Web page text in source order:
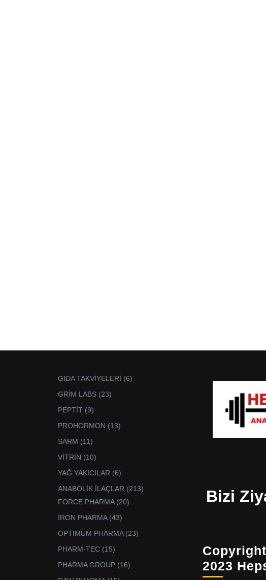
GIDA TAKVİYELERİ 66
GRİM LABS 2323
PEPTİT 99
PROHORMON 1313
SARM 1111
VİTRİN 1010
YAĞ YAKICILAR 66
ANABOLİK İLAÇLAR 213213
FORCE PHARMA 2020
İRON PHARMA 4343
OPTİMUM PHARMA 2323
PHARM-TEC 1515
PHARMA GROUP 1616
Bizi
2023